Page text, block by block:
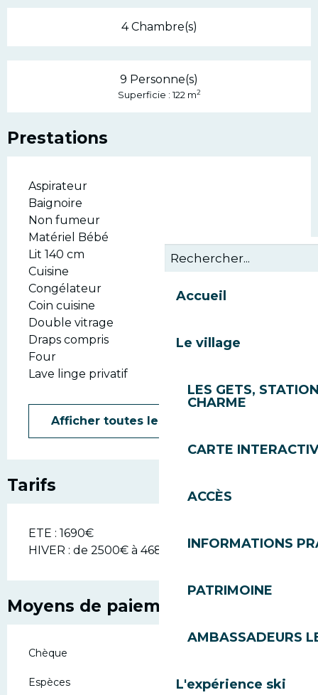
Accueil
Le village
LES GETS,
CHARME
CARTE
ACCÈS
INFORMATIONS
PATRIMOINE
AMBASSADEURS
L'expérience ski
4 Chambre(s)
9 Personne(s)
Superficie : 122 m2
Prestations
Aspirateur
Baignoire
Non fumeur
Matériel Bébé
Lit 140 cm
Cuisine
Congélateur
Coin cuisine
Double vitrage
Draps compris
Four
Lave linge privatif
Afficher toutes les prestations
Tarifs
ETE : 1690€
HIVER : de 2500€ à 4680€
Moyens de paiement
Chèque
Espèces